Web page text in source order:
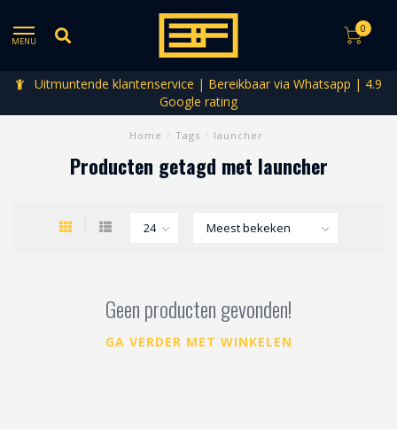
MENU
0
Uitmuntende klantenservice | Bereikbaar via Whatsapp | 4.9
Google rating
Home Tags launcher
Producten getagd met launcher
Geen producten gevonden!
GA VERDER MET WINKELEN